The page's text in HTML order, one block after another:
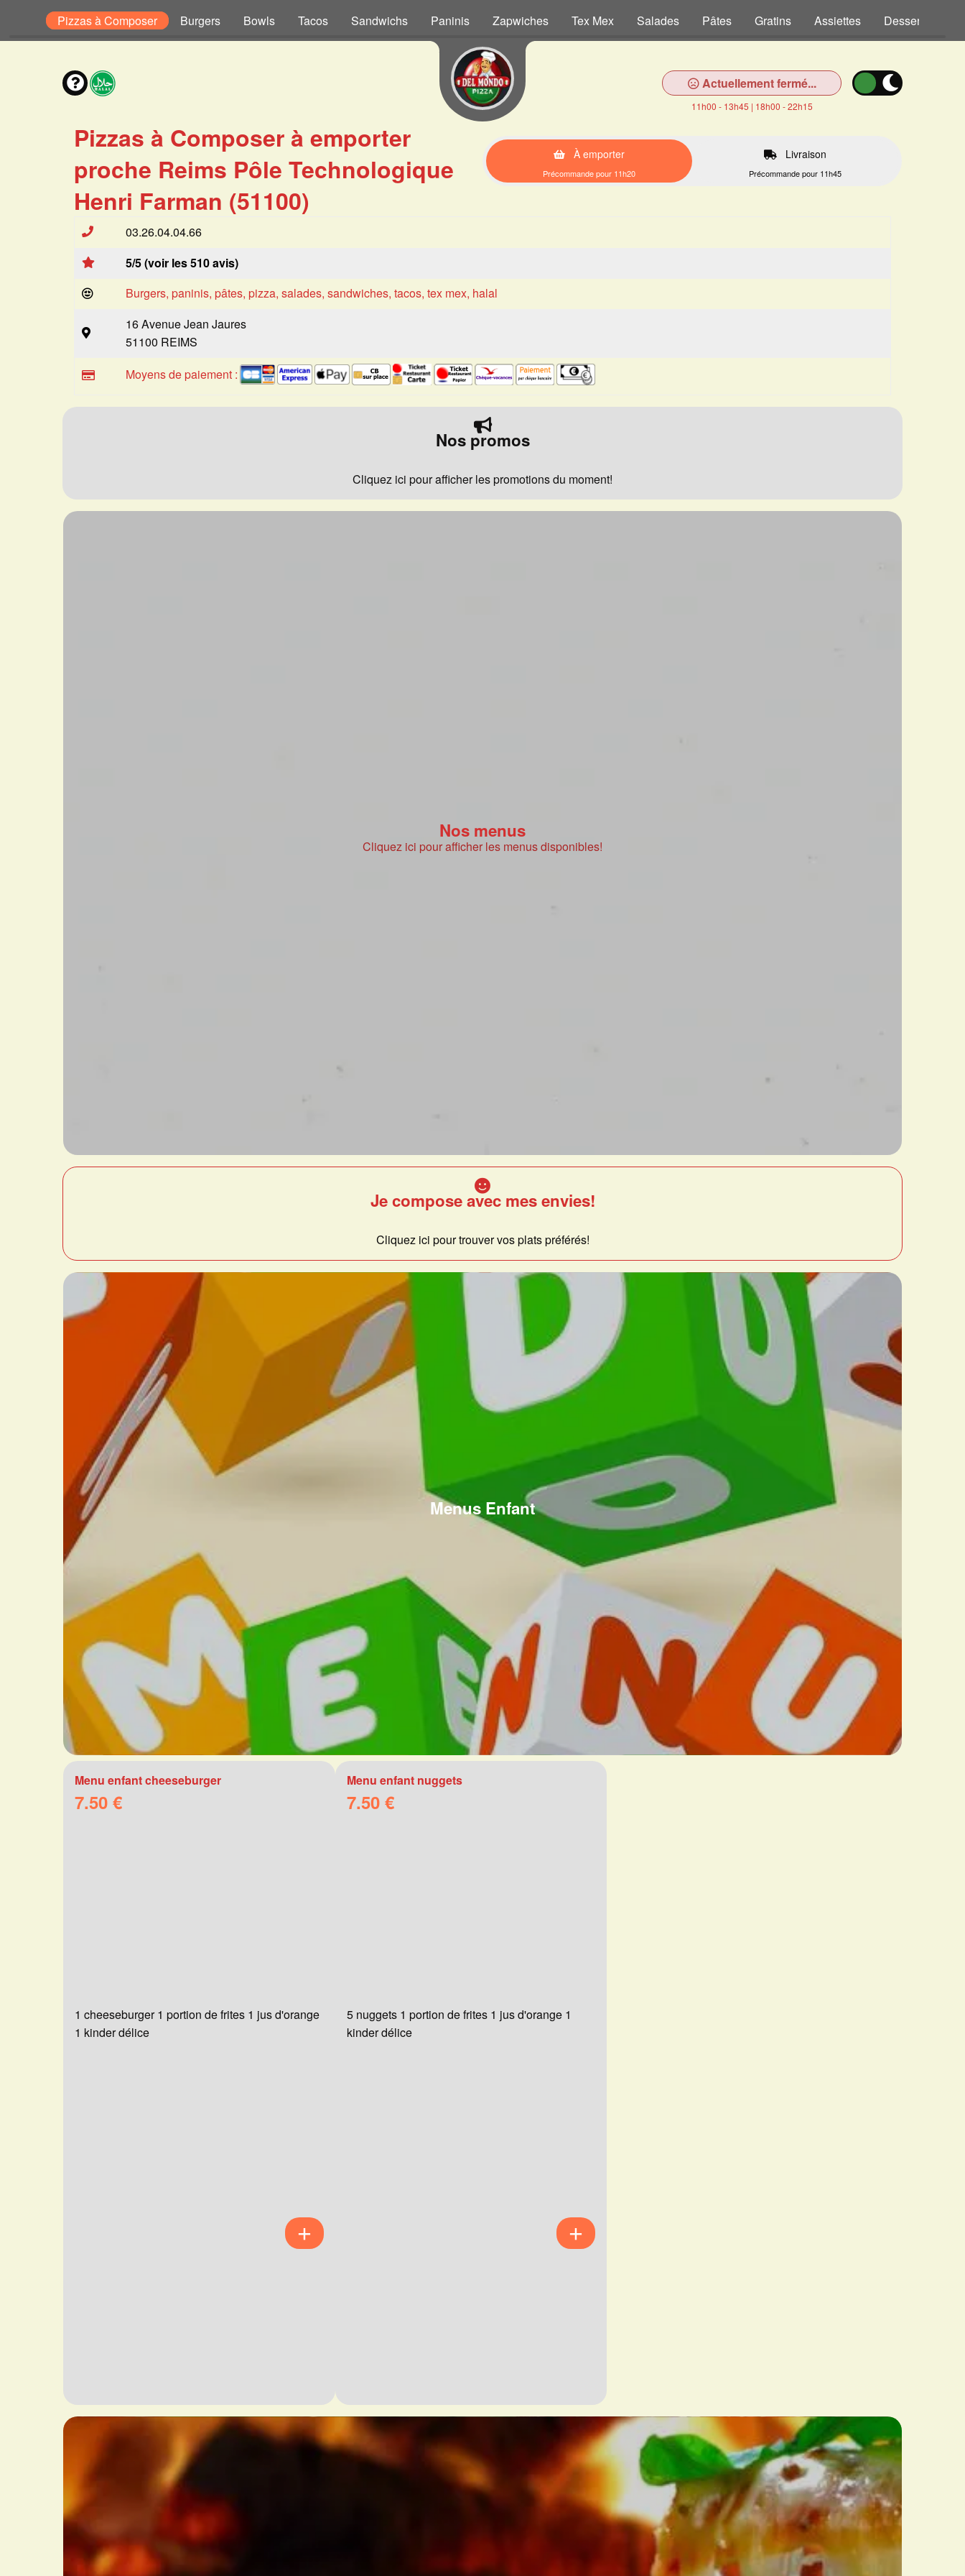
Pizzas à Composer Burgers Bowls Tacos Sandwichs Paninis Zapwiches Tex Mex Salades Pâtes Gratins Assiettes Desserts
Actuellement fermé...
11h00 - 13h45 | 18h00 - 22h15
Pizzas à Composer à emporter
proche Reims Pôle Technologique
Henri Farman (51100)
À emporter
Précommande pour 11h20
Livraison
Précommande pour 11h45
03.26.04.04.66
5/5 (voir les 510 avis)
Burgers, paninis, pâtes, pizza, salades, sandwiches, tacos, tex mex, halal
16 Avenue Jean Jaures
51100 REIMS
Moyens de paiement :
Nos promos
Cliquez ici pour afficher les promotions du moment!
Nos menus
Cliquez ici pour afficher les menus disponibles!
Je compose avec mes envies!
Cliquez ici pour trouver vos plats préférés!
Menus Enfant
Menu enfant cheeseburger
7.50 €
1 cheeseburger 1 portion de frites 1 jus d'orange
1 kinder délice
Menu enfant nuggets
7.50 €
5 nuggets 1 portion de frites 1 jus d'orange 1
kinder délice